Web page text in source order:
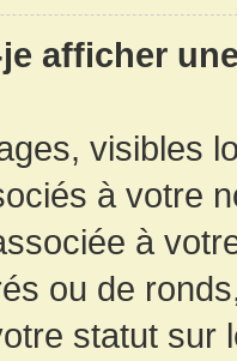
afficher
visibles
à votre
à
ou de
statut sur